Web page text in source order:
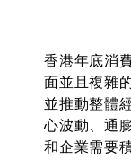
香港年底消
面並且複雜
並推動整體
心波動、通
和企業需要